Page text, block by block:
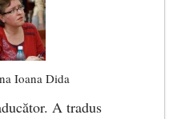
Ioana Dida
A tradus